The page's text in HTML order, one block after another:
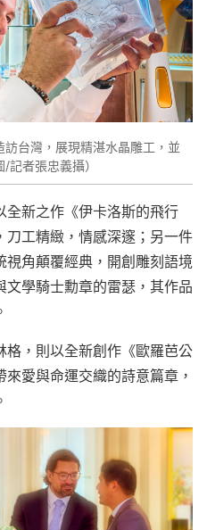
台灣，展現精湛水晶雕工，並
記者張忠義攝）
全新之作《伊卡洛斯的飛行
刀工精緻，情感深邃；另一件
角顛覆經典，開創雕刻語境
學騎士勳章的雷瑟，其作品
，則以全新創作《歐羅芭公
愛與命運交織的詩意篇章，